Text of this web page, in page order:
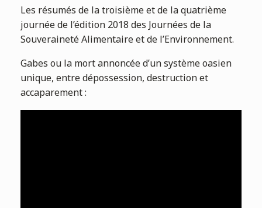
Les résumés de la troisième et de la quatrième
journée de l’édition 2018 des Journées de la
Souveraineté Alimentaire et de l’Environnement.
Gabes ou la mort annoncée d’un système oasien
unique, entre dépossession, destruction et
accaparement :